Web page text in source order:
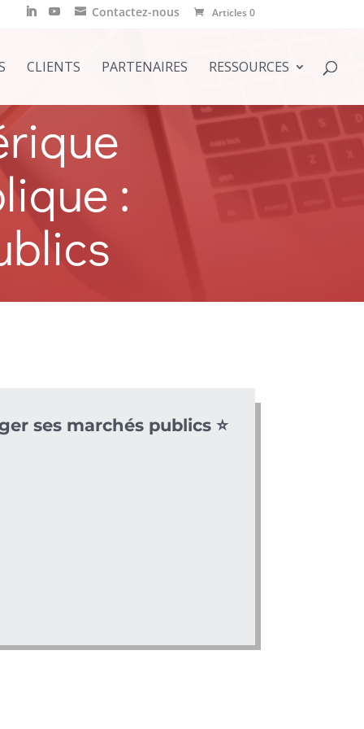
Contactez-nous Articles 0
CLIENTS PARTENAIRES RESSOURCES
:
ses marchés publics ⭐